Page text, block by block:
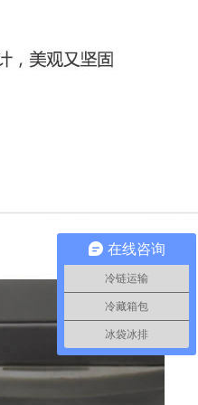
在线咨询
冷链运输
冷藏箱包
冰袋冰排